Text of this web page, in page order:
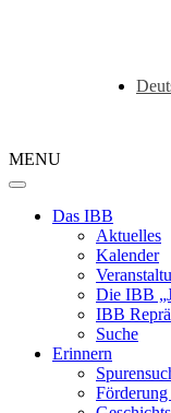
MENU
Das IBB
Aktuelles
Kalender
Die IBB
IBB
Suche
Erinnern
Förderung